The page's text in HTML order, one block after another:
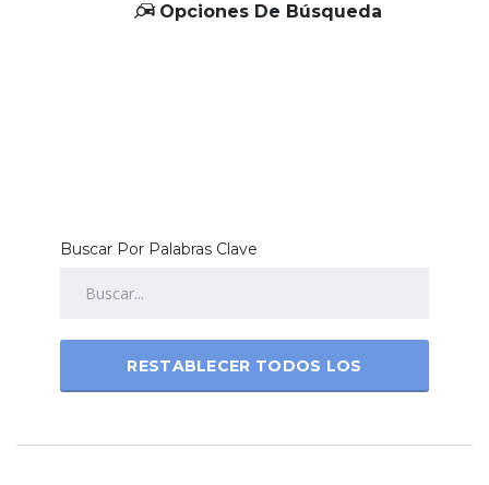
Opciones De Búsqueda
Buscar Por Palabras Clave
RESTABLECER TODOS LOS